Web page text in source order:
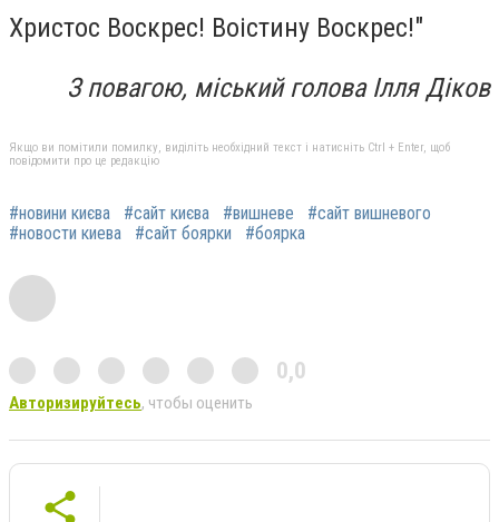
Христос Воскрес! Воістину Воскрес!"
З повагою, міський голова Ілля Діков
Якщо ви помітили помилку, виділіть необхідний текст і натисніть Ctrl + Enter, щоб
повідомити про це редакцію
#новини києва #сайт києва #вишневе
#сайт вишневого
#новости киева
#сайт боярки #боярка
0,0
Авторизируйтесь, чтобы оценить